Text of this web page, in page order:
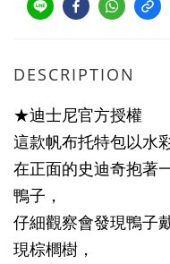
DESCRIPTION
★迪士尼官方授權
這款帆布托特包以水
在正面的史迪奇抱著
鴨子，
仔細觀察會發現鴨子
現棕櫚樹，